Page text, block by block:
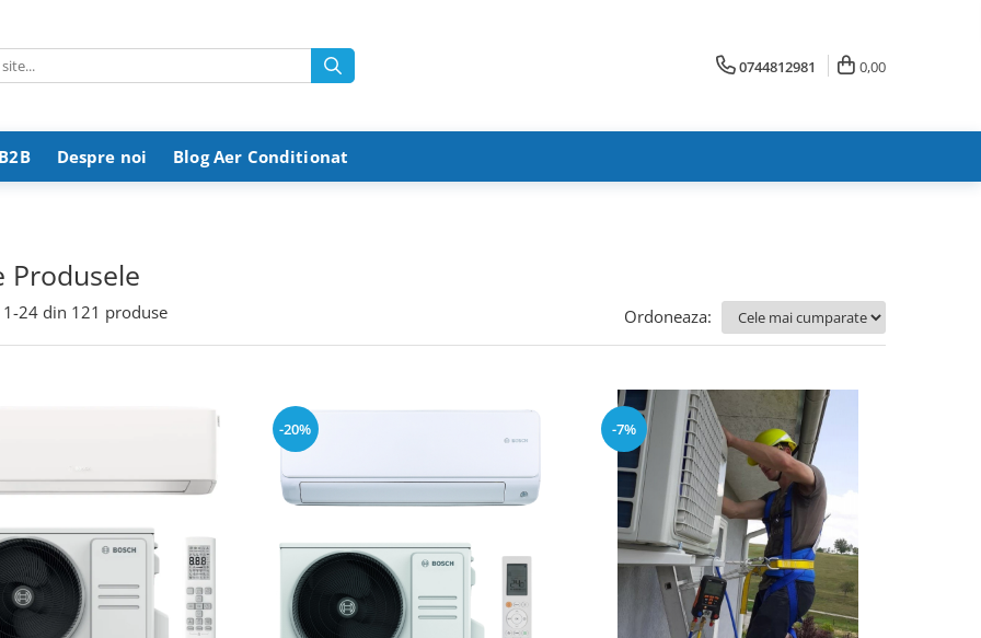
0744812981 0,00
Despre noi Blog Aer Conditionat
Produsele
1-24 din 121 produse Ordoneaza:
-20% -7%